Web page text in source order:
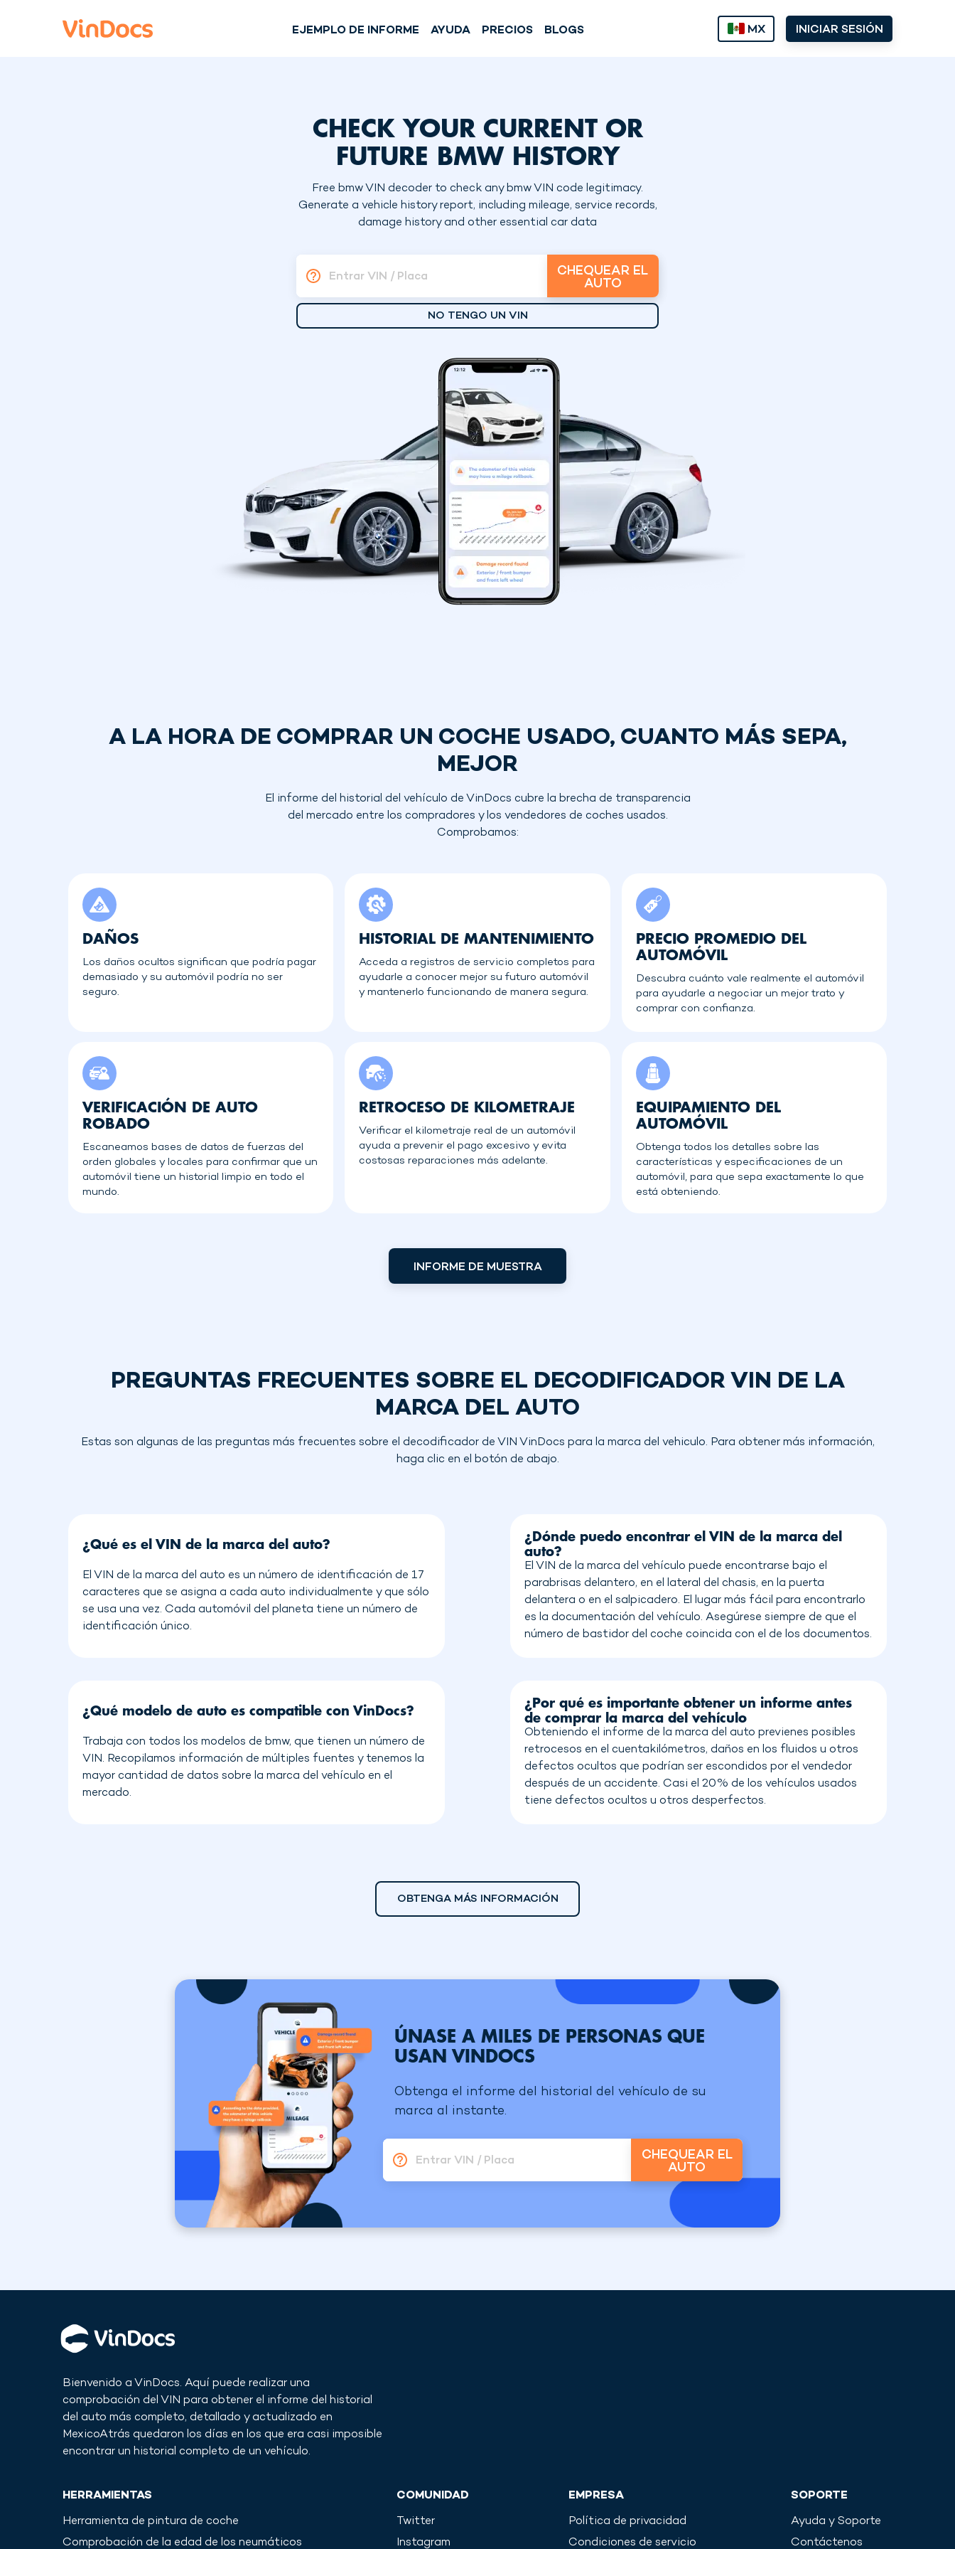
EJEMPLO DE INFORME AYUDA PRECIOS BLOGS MX INICIAR SESIÓN
CHECK YOUR CURRENT OR
FUTURE BMW HISTORY
Free bmw VIN decoder to check any bmw VIN code legitimacy.
Generate a vehicle history report, including mileage, service records,
damage history and other essential car data
Entrar VIN / Placa
CHEQUEAR EL
AUTO
NO TENGO UN VIN
A LA HORA DE COMPRAR UN COCHE USADO, CUANTO MÁS SEPA,
MEJOR
El informe del historial del vehículo de VinDocs cubre la brecha de transparencia
del mercado entre los compradores y los vendedores de coches usados.
Comprobamos:
DAÑOS
Los daños ocultos significan que podría pagar
demasiado y su automóvil podría no ser
seguro.
HISTORIAL DE MANTENIMIENTO
Acceda a registros de servicio completos para
ayudarle a conocer mejor su futuro automóvil
y mantenerlo funcionando de manera segura.
PRECIO PROMEDIO DEL
AUTOMÓVIL
Descubra cuánto vale realmente el automóvil
para ayudarle a negociar un mejor trato y
comprar con confianza.
VERIFICACIÓN DE AUTO
ROBADO
Escaneamos bases de datos de fuerzas del
orden globales y locales para confirmar que un
automóvil tiene un historial limpio en todo el
mundo.
RETROCESO DE KILOMETRAJE
Verificar el kilometraje real de un automóvil
ayuda a prevenir el pago excesivo y evita
costosas reparaciones más adelante.
EQUIPAMIENTO DEL
AUTOMÓVIL
Obtenga todos los detalles sobre las
características y especificaciones de un
automóvil, para que sepa exactamente lo que
está obteniendo.
INFORME DE MUESTRA
PREGUNTAS FRECUENTES SOBRE EL DECODIFICADOR VIN DE LA
MARCA DEL AUTO
Estas son algunas de las preguntas más frecuentes sobre el decodificador de VIN VinDocs para la marca del vehiculo. Para obtener más información,
haga clic en el botón de abajo.
¿Qué es el VIN de la marca del auto?
El VIN de la marca del auto es un número de identificación de 17
caracteres que se asigna a cada auto individualmente y que sólo
se usa una vez. Cada automóvil del planeta tiene un número de
identificación único.
¿Dónde puedo encontrar el VIN de la marca del
auto?
El VIN de la marca del vehículo puede encontrarse bajo el
parabrisas delantero, en el lateral del chasis, en la puerta
delantera o en el salpicadero. El lugar más fácil para encontrarlo
es la documentación del vehículo. Asegúrese siempre de que el
número de bastidor del coche coincida con el de los documentos.
¿Qué modelo de auto es compatible con VinDocs?
Trabaja con todos los modelos de bmw, que tienen un número de
VIN. Recopilamos información de múltiples fuentes y tenemos la
mayor cantidad de datos sobre la marca del vehículo en el
mercado.
¿Por qué es importante obtener un informe antes
de comprar la marca del vehículo
Obteniendo el informe de la marca del auto previenes posibles
retrocesos en el cuentakilómetros, daños en los fluidos u otros
defectos ocultos que podrían ser escondidos por el vendedor
después de un accidente. Casi el 20% de los vehículos usados
tiene defectos ocultos u otros desperfectos.
OBTENGA MÁS INFORMACIÓN
ÚNASE A MILES DE PERSONAS QUE
USAN VINDOCS
Obtenga el informe del historial del vehículo de su
marca al instante.
Entrar VIN / Placa
CHEQUEAR EL
AUTO
Bienvenido a VinDocs. Aquí puede realizar una
comprobación del VIN para obtener el informe del historial
del auto más completo, detallado y actualizado en
MexicoAtrás quedaron los días en los que era casi imposible
encontrar un historial completo de un vehículo.
HERRAMIENTAS
Herramienta de pintura de coche
Comprobación de la edad de los neumáticos
COMUNIDAD
Twitter
Instagram
EMPRESA
Política de privacidad
Condiciones de servicio
SOPORTE
Ayuda y Soporte
Contáctenos